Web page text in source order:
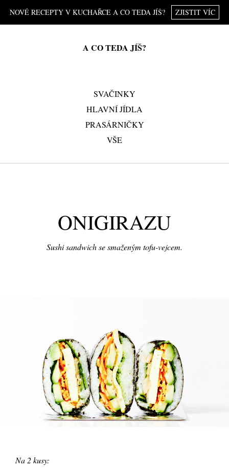
NOVÉ RECEPTY V KUCHAŘCE A CO TEDA JÍŠ? ZJISTIT VÍC
A CO TEDA JÍŠ?
SVAČINKY
HLAVNÍ JÍDLA
PRASÁRNIČKY
VŠE
ONIGIRAZU
Sushi sandwich se smaženým tofu-vejcem.
Na 2 kusy: